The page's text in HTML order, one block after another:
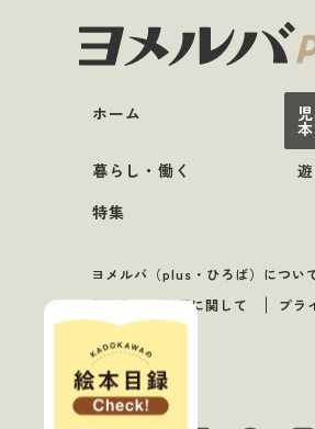
ホーム
本
暮らし・働く
特集
ヨメルバ（plus・ひろば）につい
著作物のご利用に関して
プラ